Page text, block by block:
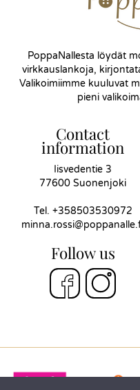
PoppaNallesta löydät
virkkauslankoja,
Valikoimiimme kuuluvat
pieni
Contact
information
Iisvedentie 3
77600 Suonenjoki
Tel. +358503530972
Follow us